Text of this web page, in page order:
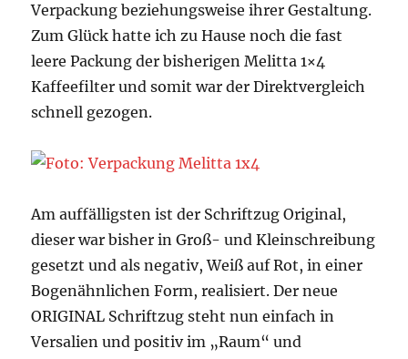
Verpackung beziehungsweise ihrer Gestaltung.
Zum Glück hatte ich zu Hause noch die fast
leere Packung der bisherigen Melitta 1×4
Kaffeefilter und somit war der Direktvergleich
schnell gezogen.
Am auffälligsten ist der Schriftzug Original,
dieser war bisher in Groß- und Kleinschreibung
gesetzt und als negativ, Weiß auf Rot, in einer
Bogenähnlichen Form, realisiert. Der neue
ORIGINAL Schriftzug steht nun einfach in
Versalien und positiv im „Raum“ und